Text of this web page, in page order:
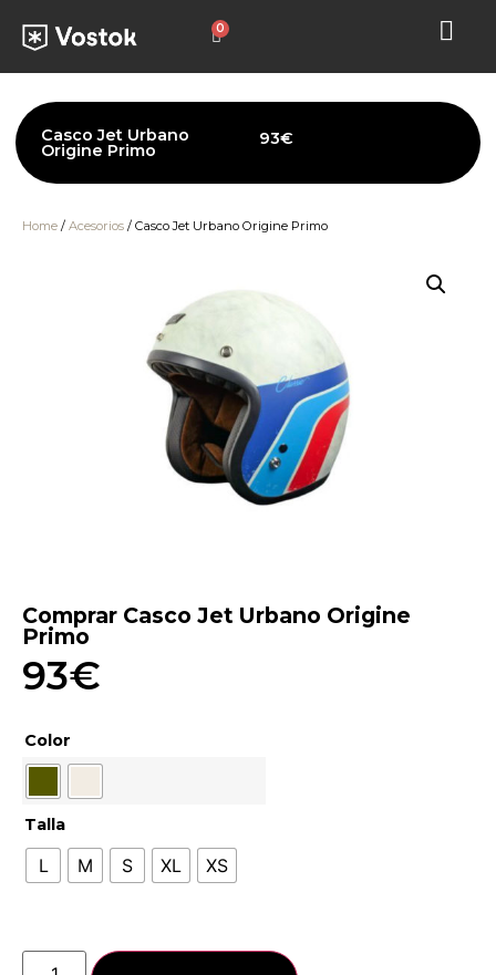
0
Casco Jet Urbano
Origine Primo
93€
Home / Acesorios / Casco Jet Urbano Origine Primo
Comprar Casco Jet Urbano Origine
Primo
93€
Color
Talla
L M S XL XS